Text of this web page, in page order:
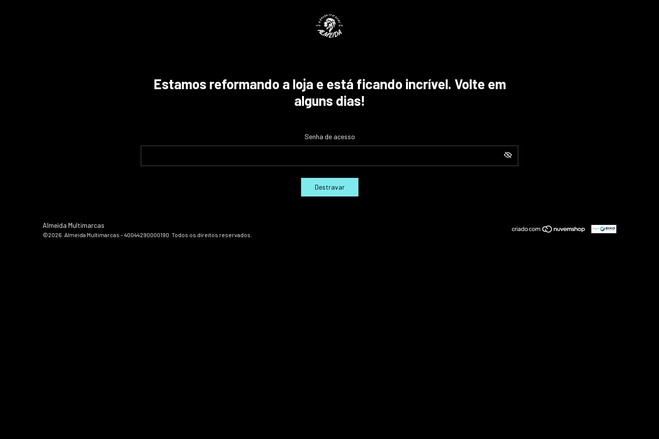
Estamos reformando a loja e está ficando incrível. Volte em
alguns dias!
Senha de acesso
Destravar
Almeida Multimarcas
©2026. Almeida Multimarcas - 40044290000190. Todos os direitos reservados.